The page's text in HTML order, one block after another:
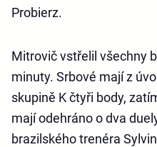
Probierz.
Mitrovič vstřelil všechny
minuty. Srbové mají z
skupině K čtyři body,
mají odehráno o dva
brazilského trenéra